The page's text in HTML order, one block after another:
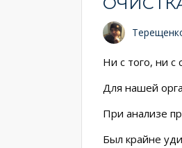
Ни с того, ни с
Для нашей
При анализе
Был крайне